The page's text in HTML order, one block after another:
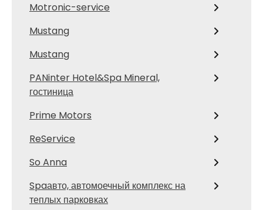
Motronic-service
Mustang
Mustang
PANinter Hotel&Spa Mineral,
гостиница
Prime Motors
ReService
So Anna
Spaавто, автомоечный комплекс на
теплых парковках